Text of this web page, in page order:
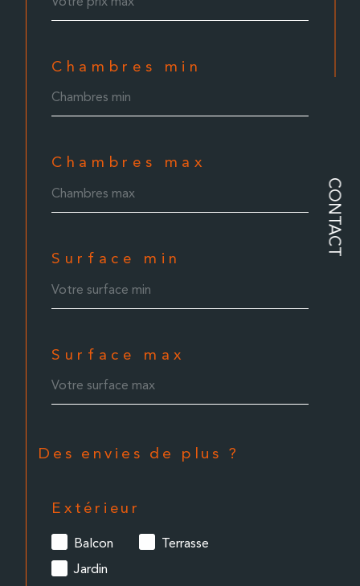
CONTACT
Chambres min
Chambres max
Surface min
Surface max
Des envies de plus ?
Extérieur
Balcon
Terrasse
Jardin